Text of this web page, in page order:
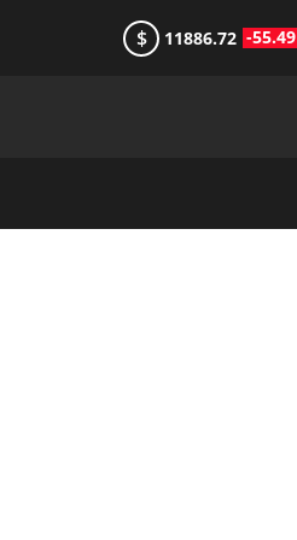
$ 11886.72 -55.49